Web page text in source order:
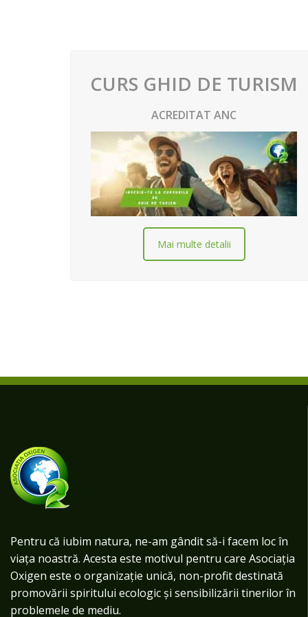
CURS GHID DE TURISM
ACREDITAT ANC
Mai multe detalii
Pentru că iubim natura, ne-am gândit să-i facem loc în
viața noastră. Acesta este motivul pentru care Asociația
Oxigen este o organizație unică, non-profit destinată
promovării spiritului ecologic și sensibilizării tinerilor în
problemele de mediu.